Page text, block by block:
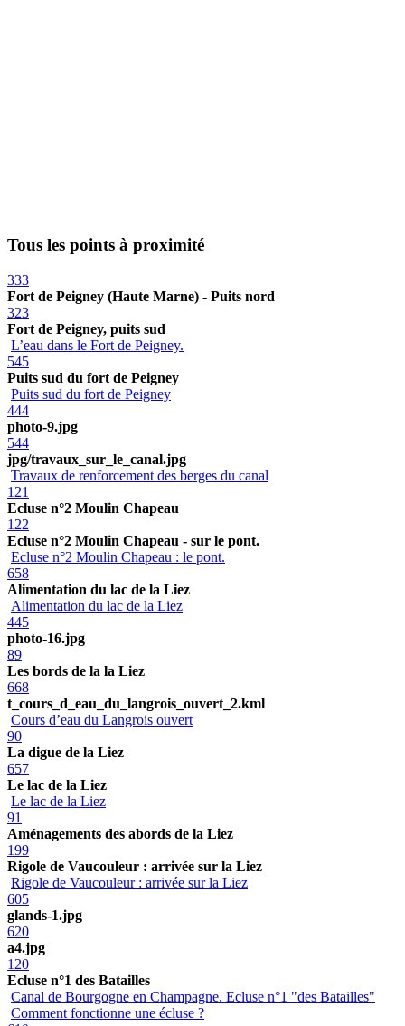
Tous les points à proximité
333
Fort de Peigney (Haute Marne) - Puits nord
323
Fort de Peigney, puits sud
L’eau dans le Fort de Peigney.
545
Puits sud du fort de Peigney
Puits sud du fort de Peigney
444
photo-9.jpg
544
jpg/travaux_sur_le_canal.jpg
Travaux de renforcement des berges du canal
121
Ecluse n°2 Moulin Chapeau
122
Ecluse n°2 Moulin Chapeau - sur le pont.
Ecluse n°2 Moulin Chapeau : le pont.
658
Alimentation du lac de la Liez
Alimentation du lac de la Liez
445
photo-16.jpg
89
Les bords de la la Liez
668
t_cours_d_eau_du_langrois_ouvert_2.kml
Cours d’eau du Langrois ouvert
90
La digue de la Liez
657
Le lac de la Liez
Le lac de la Liez
91
Aménagements des abords de la Liez
199
Rigole de Vaucouleur : arrivée sur la Liez
Rigole de Vaucouleur : arrivée sur la Liez
605
glands-1.jpg
620
a4.jpg
120
Ecluse n°1 des Batailles
Canal de Bourgogne en Champagne. Ecluse n°1 "des Batailles"
Comment fonctionne une écluse ?